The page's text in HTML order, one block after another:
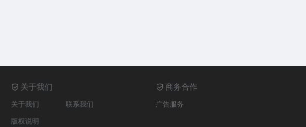
关于我们
关于我们
联系我们
版权说明
商务合作
广告服务